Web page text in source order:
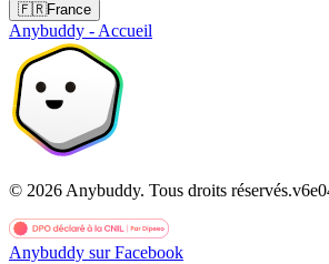
🇫🇷France
Anybuddy - Accueil
© 2026 Anybuddy. Tous droits réservés.v
Anybuddy sur Facebook